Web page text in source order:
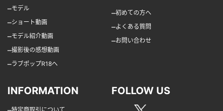
–モデル
–ショート動画
–モデル紹介動画
–撮影後の感想動画
–ラブポップR18へ
–初めての方へ
–よくある質問
–お問い合わせ
INFORMATION
特定商取引について
FOLLOW US